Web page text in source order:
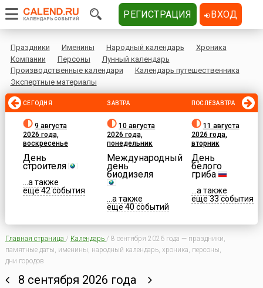
Праздники Именины Народный календарь
Хроника
Компании
Персоны
Лунный календарь
Производственные календари
Календарь путешественника
Экспертные материалы
СЕГОДНЯ
9 августа
2026 года,
воскресенье
День
строителя
...а также
еще 42 события
ЗАВТРА
10 августа
2026 года,
понедельник
Международный
день
биодизеля
...а также
еще 40 событий
ПОСЛЕЗАВТРА
11 августа
2026 года,
вторник
День
белого
гриба
...а также
еще 33 события
Главная страница / Календарь / 8 сентября 2026 года — праздники,
памятные даты, именины, народный календарь, хроника, персоны,
дни городов
8 сентября 2026 года
РЕГИСТРАЦИЯ ВХОД